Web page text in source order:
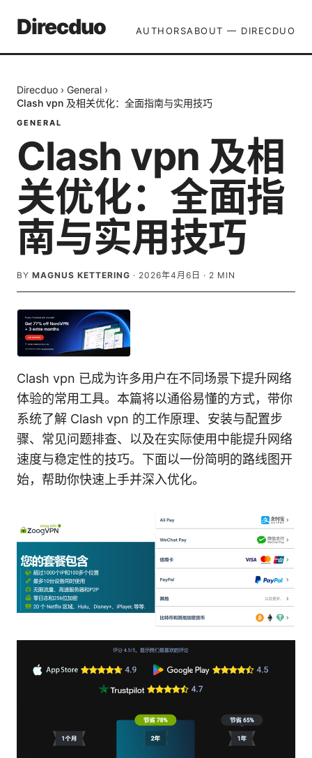
Direcduo AUTHORSABOUT — DIRECDUO
Direcduo › General ›
Clash vpn 及相关优化：全面指南与实用技巧
GENERAL
Clash vpn 及相
关优化：全面指
南与实用技巧
BY MAGNUS KETTERING · 2026年4月6日 · 2 MIN
Clash vpn 已成为许多用户在不同场景下提升网络
体验的常用工具。本篇将以通俗易懂的方式，带你
系统了解 Clash vpn 的工作原理、安装与配置步
骤、常见问题排查、以及在实际使用中能提升网络
速度与稳定性的技巧。下面以一份简明的路线图开
始，帮助你快速上手并深入优化。